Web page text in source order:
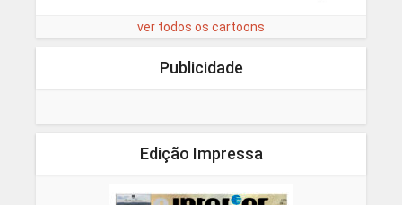
ver todos os cartoons
Publicidade
Edição Impressa